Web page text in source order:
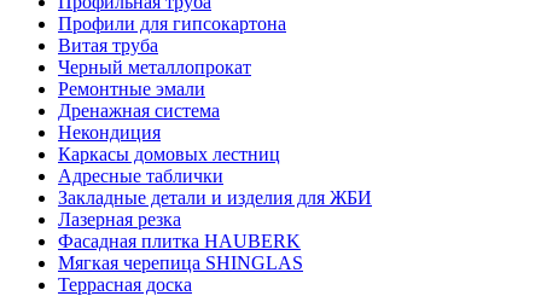
Профили для гипсокартона
Витая труба
Черный металлопрокат
Ремонтные эмали
Дренажная система
Некондиция
Каркасы домовых лестниц
Адресные таблички
Закладные детали и изделия для ЖБИ
Лазерная резка
Фасадная плитка HAUBERK
Мягкая черепица SHINGLAS
Террасная доска